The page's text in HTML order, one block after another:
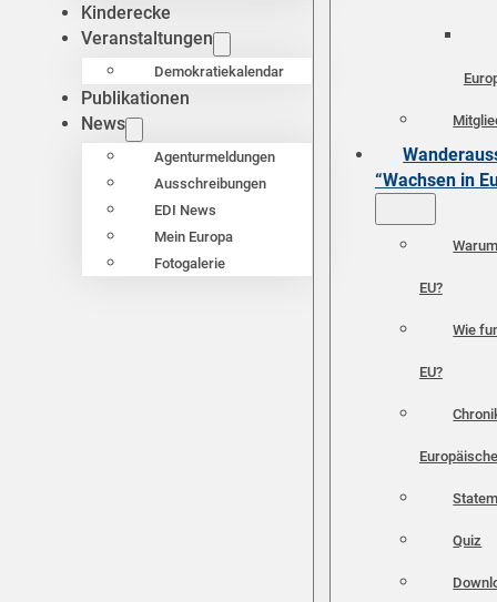
Kinderecke
Veranstaltungen
Demokratiekalendar
Publikationen
News
Agenturmeldungen
Ausschreibungen
EDI News
Mein Europa
Fotogalerie
“Wachsen in
EU?
Wie
EU?
Quiz